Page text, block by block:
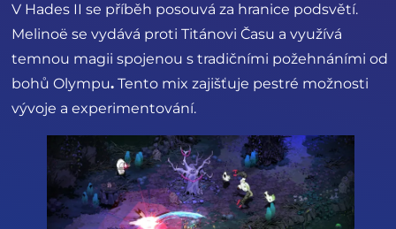
V Hades II se příběh posouvá za hranice podsvětí.
Melinoë se vydává proti Titánovi Času a využívá
temnou magii spojenou s tradičními požehnáními od
bohů Olympu. Tento mix zajišťuje pestré možnosti
vývoje a experimentování.